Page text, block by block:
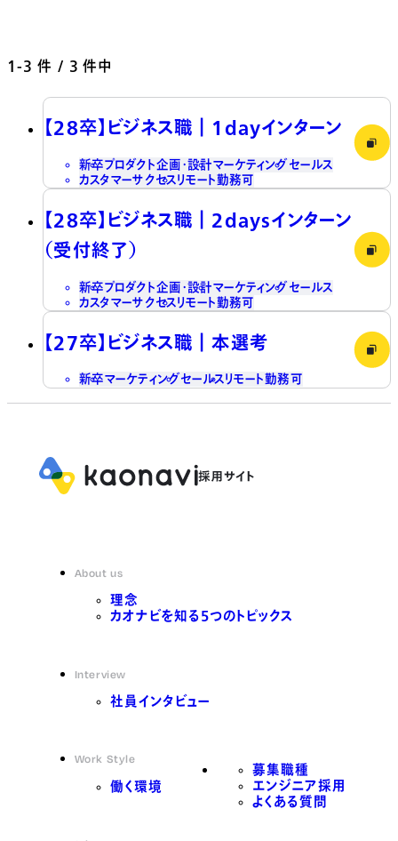
1-3 件 / 3 件中
【28卒】ビジネス職┃1dayインターン
新卒プロダクト企画・設計マーケティング セールス
カスタマーサクセスリモート勤務可
【28卒】ビジネス職┃2daysインターン
（受付終了）
新卒プロダクト企画・設計マーケティングセールス
カスタマーサクセス リモート勤務可
【27卒】ビジネス職┃本選考
新卒マーケティング セールスリモート勤務可
About us
理念
カオナビを知る5つのトピックス
Interview
社員インタビュー
Work Style
働く環境
募集職種
エンジニア採用
よくある質問